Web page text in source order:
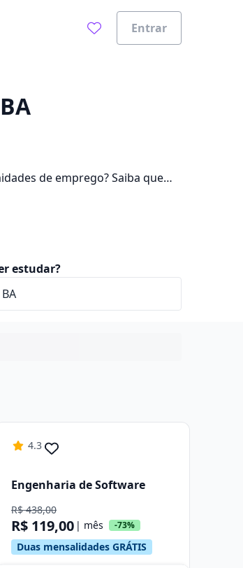
Entrar
de emprego? Saiba que
estudar?
4.3
Engenharia de Software
R$ 438,00
R$ 119,00 | mês -73%
Duas mensalidades GRÁTIS